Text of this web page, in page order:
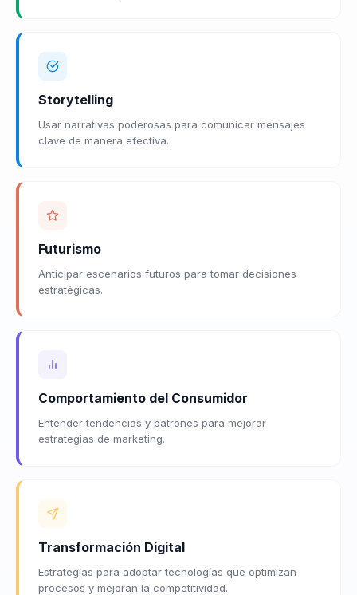
Storytelling
Usar narrativas poderosas para comunicar mensajes
clave de manera efectiva.
Futurismo
Anticipar escenarios futuros para tomar decisiones
estratégicas.
Comportamiento del Consumidor
Entender tendencias y patrones para mejorar
estrategias de marketing.
Transformación Digital
Estrategias para adoptar tecnologías que optimizan
procesos y mejoran la competitividad.